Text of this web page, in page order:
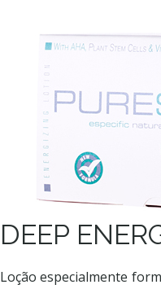
DEEP
Loção especialmente